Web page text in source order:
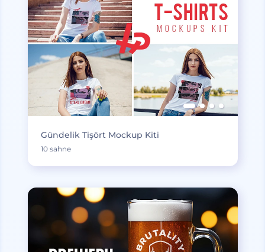
Gündelik Tişört Mockup Kiti
10 sahne